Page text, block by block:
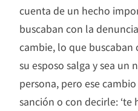
cuenta de un hecho
buscaban con la
cambie, lo que buscaban
su esposo salga y sea un
persona, pero ese
sanción o con decirle: ‘te